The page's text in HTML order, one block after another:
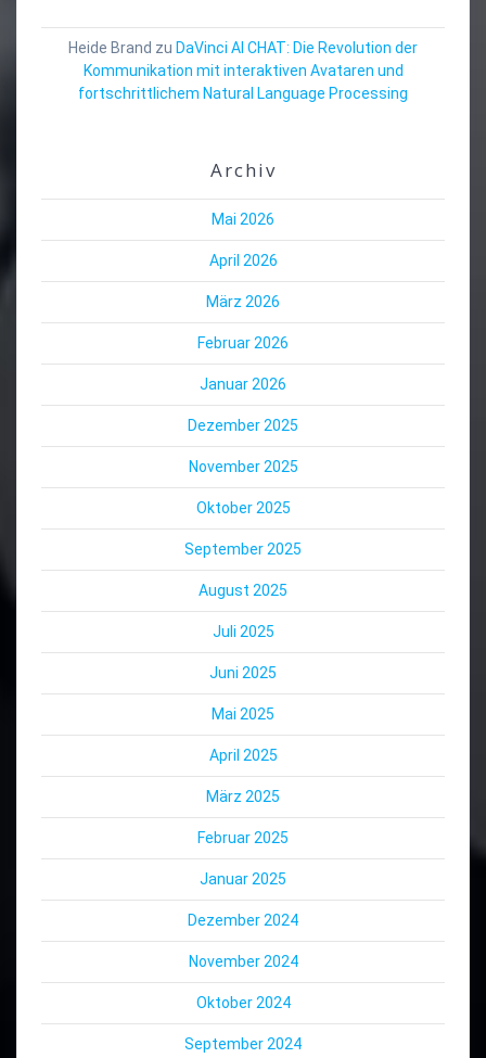
Heide Brand zu DaVinci AI CHAT: Die Revolution der
Kommunikation mit interaktiven Avataren und
fortschrittlichem Natural Language Processing
Archiv
Mai 2026
April 2026
März 2026
Februar 2026
Januar 2026
Dezember 2025
November 2025
Oktober 2025
September 2025
August 2025
Juli 2025
Juni 2025
Mai 2025
April 2025
März 2025
Februar 2025
Januar 2025
Dezember 2024
November 2024
Oktober 2024
September 2024